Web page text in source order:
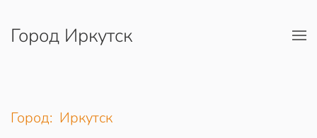
Перейти к содержимому
Город Иркутск
Город: Иркутск